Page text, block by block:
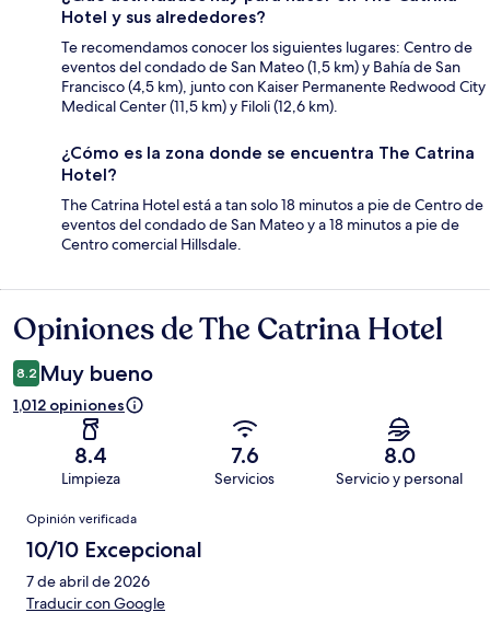
Hotel y sus alrededores?
Te recomendamos conocer los siguientes lugares: Centro de
eventos del condado de San Mateo (1,5 km) y Bahía de San
Francisco (4,5 km), junto con Kaiser Permanente Redwood City
Medical Center (11,5 km) y Filoli (12,6 km).
¿Cómo es la zona donde se encuentra The Catrina
Hotel?
The Catrina Hotel está a tan solo 18 minutos a pie de Centro de
eventos del condado de San Mateo y a 18 minutos a pie de
Centro comercial Hillsdale.
Opiniones
Opiniones de The Catrina Hotel
8.2 Muy bueno
1,012 opiniones
8.4
Limpieza
7.6
Servicios
8.0
Servicio y personal
Opiniones
Opinión verificada
10/10 Excepcional
7 de abril de 2026
Traducir con Google